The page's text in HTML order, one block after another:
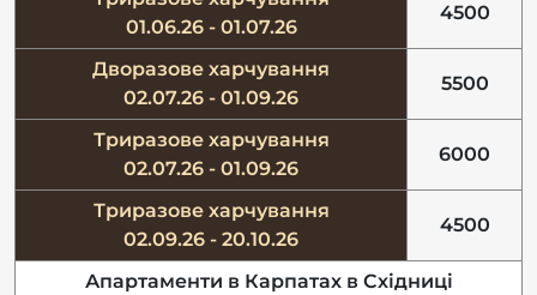
01.06.26 - 01.07.26
4500
Дворазове харчування
02.07.26 - 01.09.26
5500
Триразове харчування
02.07.26 - 01.09.26
6000
Триразове харчування
02.09.26 - 20.10.26
4500
Апартаменти в Карпатах в Східниці